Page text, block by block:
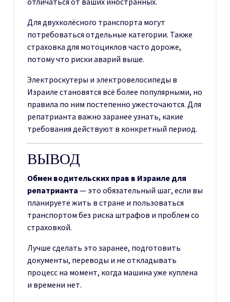
Для двухколёсного транспорта могут
потребоваться отдельные категории. Также
страховка для мотоциклов часто дороже,
потому что риски аварий выше.
Электроскутеры и электровелосипеды в
Израиле становятся всё более популярными, но
правила по ним постепенно ужесточаются. Для
репатрианта важно заранее узнать, какие
требования действуют в конкретный период.
ВЫВОД
Обмен водительских прав в Израиле для
репатрианта — это обязательный шаг, если вы
планируете жить в стране и пользоваться
транспортом без риска штрафов и проблем со
страховкой.
Лучше сделать это заранее, подготовить
документы, переводы и не откладывать
процесс на момент, когда машина уже куплена
и времени нет.